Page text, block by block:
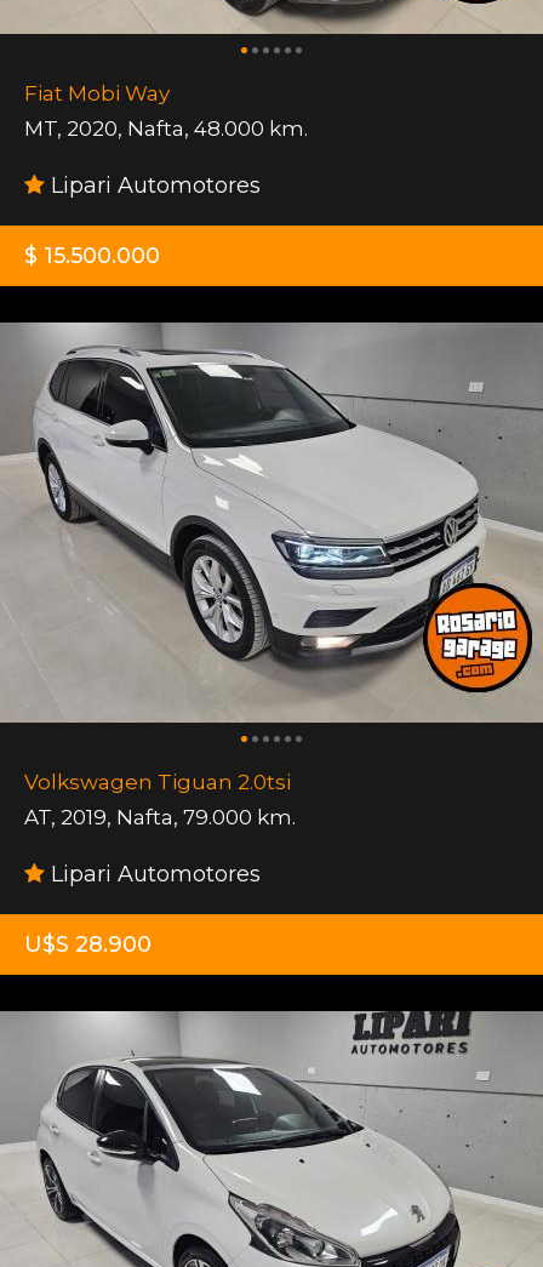
Fiat Mobi Way
MT, 2020, Nafta, 48.000 km.
Lipari Automotores
$ 15.500.000
Volkswagen Tiguan 2.0tsi
AT, 2019, Nafta, 79.000 km.
Lipari Automotores
U$S 28.900